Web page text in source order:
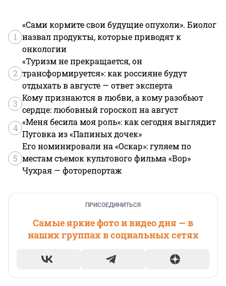
1
«Сами кормите свои будущие опухоли». Биолог
назвал продукты, которые приводят к
онкологии
2
«Туризм не прекращается, он
трансформируется»: как россияне будут
отдыхать в августе — ответ эксперта
3
Кому признаются в любви, а кому разобьют
сердце: любовный гороскоп на август
4
«Меня бесила моя роль»: как сегодня выглядит
Пуговка из «Папиных дочек»
5
Его номинировали на «Оскар»: гуляем по
местам съемок культового фильма «Вор»
Чухрая — фоторепортаж
ПРИСОЕДИНИТЬСЯ
Самые яркие фото и видео дня — в
наших группах в социальных сетях